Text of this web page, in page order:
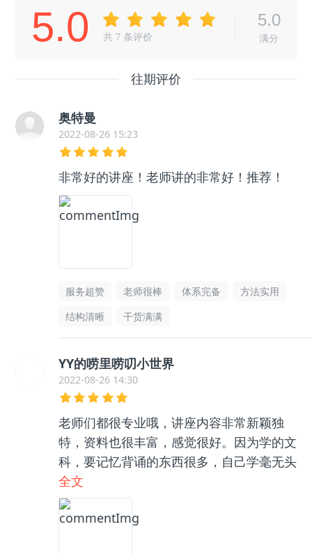
5.0 共 7 条评价
5.0
满分
往期评价
奥特曼
2022-08-26 15:23
非常好的讲座！老师讲的非常好！推荐！
服务超赞 老师很棒 体系完备
方法实用
结构清晰
干货满满
YY的唠里唠叨小世界
2022-08-26 14:30
老师们都很专业哦，讲座内容非常新颖独
特，资料也很丰富，感觉很好。因为学的文
科，要记忆背诵的东西很多，自己学毫无头
绪，和咨询老师聊了之后收获很大，逻辑框
架清晰了很多，总之很推荐👍🏻
全文